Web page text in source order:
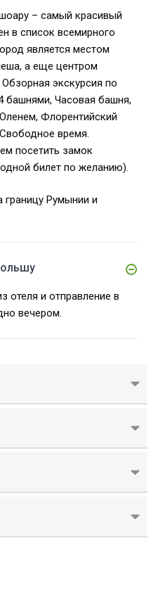
– самый красивый
в список всемирного
является местом
а еще центром
экскурсия по
башнями, Часовая башня,
Флорентийский
время.
посетить замок
билет по желанию).
границу Румынии и
отеля и отправление в
вечером.